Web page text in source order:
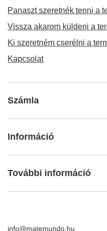
Panaszt szeretnék tenni a
Vissza akarom küldeni a
Ki szeretném cserélni a
Kapcsolat
Számla
Információ
További információ
info@matemundo.hu